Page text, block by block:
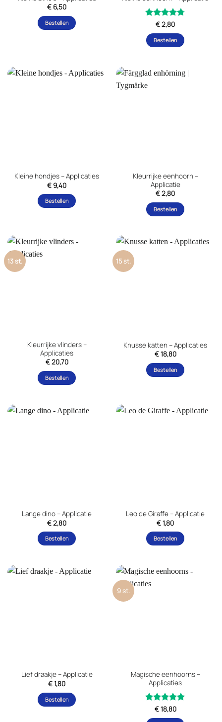
€ 6,50
Bestellen Gewaardeerd
4.67uit 5
€2,80
Bestellen
Kleine hondjes – Applicaties
€ 9,40
Bestellen
Kleurrijke eenhoorn –
Applicatie
€2,80
Bestellen
13 st.
Kleurrijke vlinders –
Applicaties
€20,70
Bestellen
15 st.
Knusse katten – Applicaties
€18,80
Bestellen
Lange dino – Applicatie
€2,80
Bestellen
Leo de Giraffe – Applicatie
€1,80
Bestellen
Lief draakje – Applicatie
€1,80
Bestellen
9 st.
Magische eenhoorns –
Applicaties
Gewaardeerd
5uit 5
€18,80